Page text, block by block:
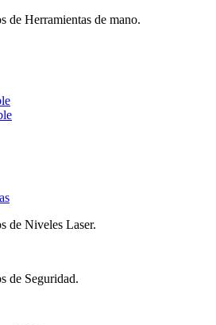
de Herramientas de mano.
de Niveles Laser.
de Seguridad.